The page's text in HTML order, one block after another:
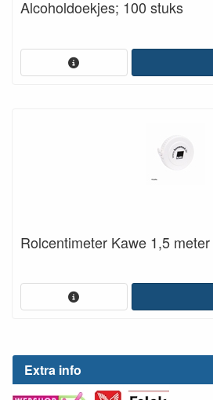
Extra info
Alcoholdoekjes; 100 stuks
Rolcentimeter Kawe 1,5 meter